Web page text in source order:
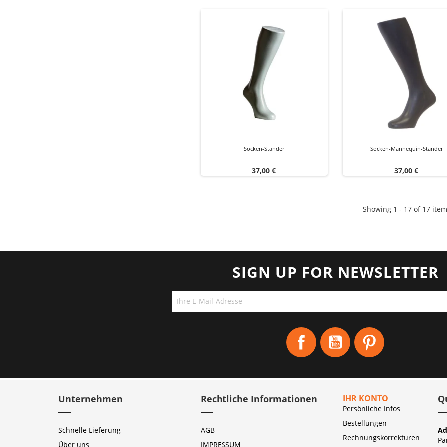
Socken-Ständer
Preis
37,00 €
Socken-Mannequin-Ständer
Preis
37,00 €
Showing 1 - 17 of 17
SIGN UP FOR NEWSLETTER
Facebook YouTube
Unternehmen
Schnelle Lieferung
Über uns
Rechtliche Informationen
AGB
IMPRESSUM
IHR KONTO
Persönliche Infos
Bestellungen
Rechnungskorrekturen